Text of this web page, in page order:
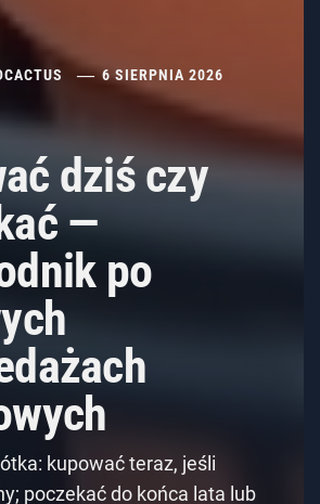
6 SIERPNIA 2026
dziś czy
—
po
kupować teraz, jeśli
poczekać do końca lata lub